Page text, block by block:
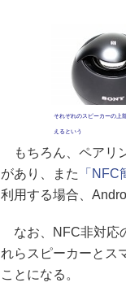
それぞれのスピーカーの上
えるという
もちろん、ペアリ
があり、また
「NFC
利用する場合、
なお、NFC非対応
れらスピーカーとス
ことになる。